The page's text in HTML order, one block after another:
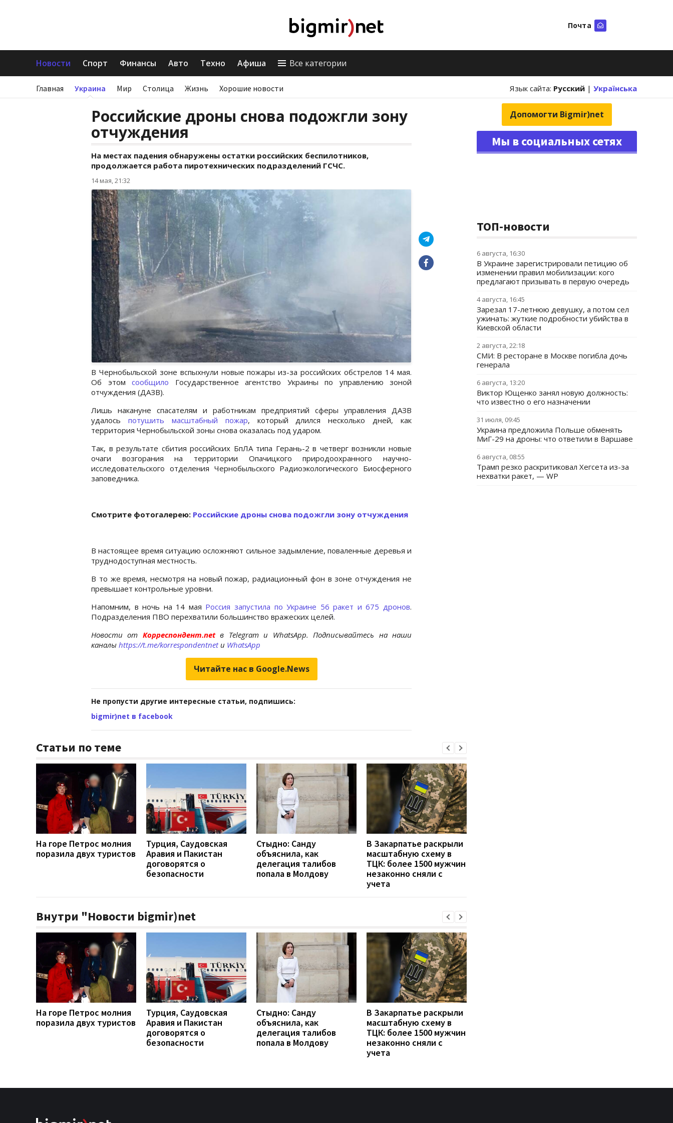
Почта
Новости Спорт Финансы Авто Техно Афиша Все категории
Главная Украина Мир Столица Жизнь Хорошие новости Язык сайта: Русский | Українська
Российские дроны снова подожгли зону
отчуждения
На местах падения обнаружены остатки российских беспилотников,
продолжается работа пиротехнических подразделений ГСЧС.
14 мая, 21:32
В Чернобыльской зоне вспыхнули новые пожары из-за российских обстрелов 14 мая.
Об этом сообщило Государственное агентство Украины по управлению зоной
отчуждения (ДАЗВ).
Лишь накануне спасателям и работникам предприятий сферы управления ДАЗВ
удалось потушить масштабный пожар, который длился несколько дней, как
территория Чернобыльской зоны снова оказалась под ударом.
Так, в результате сбития российских БпЛА типа Герань-2 в четверг возникли новые
очаги возгорания на территории Опачицкого природоохранного научно-
исследовательского отделения Чернобыльского Радиоэкологического Биосферного
заповедника.
Cмотрите фотогалерею: Российские дроны снова подожгли зону отчуждения
В настоящее время ситуацию осложняют сильное задымление, поваленные деревья и
труднодоступная местность.
В то же время, несмотря на новый пожар, радиационный фон в зоне отчуждения не
превышает контрольные уровни.
Напомним, в ночь на 14 мая Россия запустила по Украине 56 ракет и 675 дронов.
Подразделения ПВО перехватили большинство вражеских целей.
Новости от Корреспондент.netв Telegram и WhatsApp. Подписывайтесь на наши
каналы https://t.me/korrespondentnetи WhatsApp
Читайте нас в Google.News
Не пропусти другие интересные статьи, подпишись:
bigmir)net в facebook
Статьи по теме
На горе Петрос молния
поразила двух туристов
Турция, Саудовская
Аравия и Пакистан
договорятся о
безопасности
Стыдно: Санду
объяснила, как
делегация талибов
попала в Молдову
В Закарпатье раскрыли
масштабную схему в
ТЦК: более 1500 мужчин
незаконно сняли с
учета
Внутри "Новости bigmir)net
На горе Петрос молния
поразила двух туристов
Турция, Саудовская
Аравия и Пакистан
договорятся о
безопасности
Стыдно: Санду
объяснила, как
делегация талибов
попала в Молдову
В Закарпатье раскрыли
масштабную схему в
ТЦК: более 1500 мужчин
незаконно сняли с
учета
Допомогти Bigmir)net
Мы в социальных сетях
ТОП-новости
6 августа, 16:30
В Украине зарегистрировали петицию об
изменении правил мобилизации: кого
предлагают призывать в первую очередь
4 августа, 16:45
Зарезал 17-летнюю девушку, а потом сел
ужинать: жуткие подробности убийства в
Киевской области
2 августа, 22:18
СМИ: В ресторане в Москве погибла дочь
генерала
6 августа, 13:20
Виктор Ющенко занял новую должность:
что известно о его назначении
31 июля, 09:45
Украина предложила Польше обменять
МиГ-29 на дроны: что ответили в Варшаве
6 августа, 08:55
Трамп резко раскритиковал Хегсета из-за
нехватки ракет, — WP